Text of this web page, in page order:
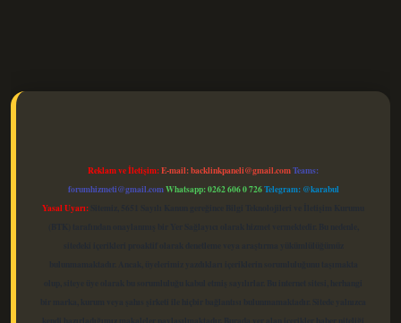
Reklam ve İletişim:E-mail:backlinkpaneli@gmail.comTeams:
forumhizmeti@gmail.comWhatsapp: 0262 606 0 726Telegram: @karabul
Yasal Uyarı: